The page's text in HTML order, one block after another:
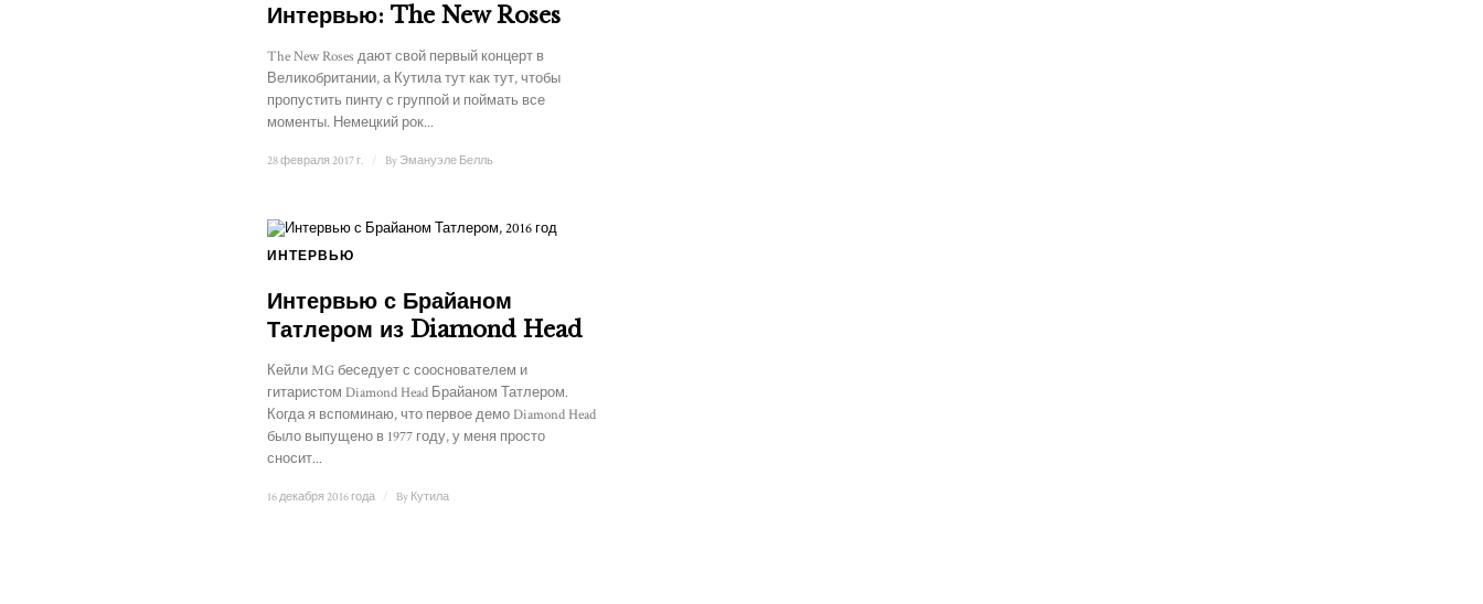
Интервью: The New Roses
The New Roses дают свой первый концерт в
Великобритании, а Кутила тут как тут, чтобы
пропустить пинту с группой и поймать все
моменты. Немецкий рок...
28 февраля 2017 г. By Эмануэле Белль
ИНТЕРВЬЮ
Интервью с Брайаном
Татлером из Diamond Head
Кейли MG беседует с сооснователем и
гитаристом Diamond Head Брайаном Татлером.
Когда я вспоминаю, что первое демо Diamond Head
было выпущено в 1977 году, у меня просто
сносит...
16 декабря 2016 года By Кутила